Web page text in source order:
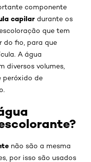
componente
capilar durante os
que tem
do fio, para que
A água
diversos volumes,
peróxido de
não são a mesma
por isso são usados